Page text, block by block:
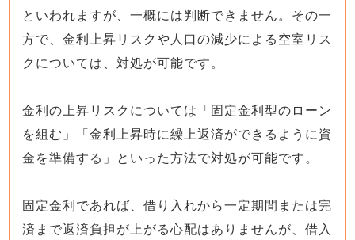
といわれますが、一概には判断できません。その一
方で、金利上昇リスクや人口の減少による空室リス
クについては、対処が可能です。
金利の上昇リスクについては「固定金利型のローン
を組む」「金利上昇時に繰上返済ができるように資
金を準備する」といった方法で対処が可能です。
固定金利であれば、借り入れから一定期間または完
済まで返済負担が上がる心配はありませんが、借入